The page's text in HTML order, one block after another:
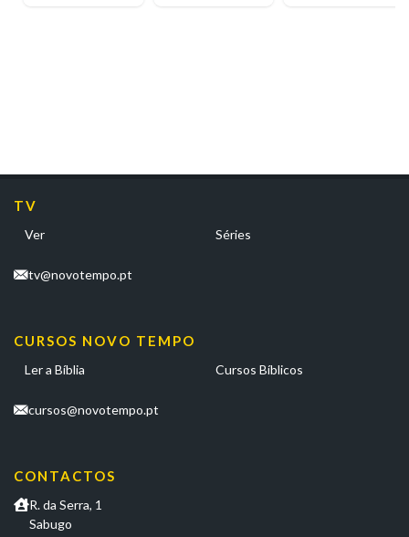
TV
Ver Séries
tv@novotempo.pt
CURSOS NOVO TEMPO
Ler a Bíblia Cursos Bíblicos
cursos@novotempo.pt
CONTACTOS
R. da Serra, 1
Sabugo